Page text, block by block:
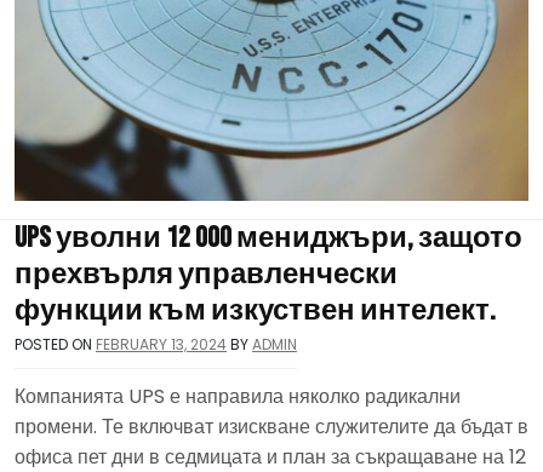
UPS уволни 12 000 мениджъри, защото
прехвърля управленчески
функции към изкуствен интелект.
POSTED ON FEBRUARY 13, 2024BYADMIN
Компанията UPS е направила няколко радикални
промени. Те включват изискване служителите да бъдат в
офиса пет дни в седмицата и план за съкращаване на 12